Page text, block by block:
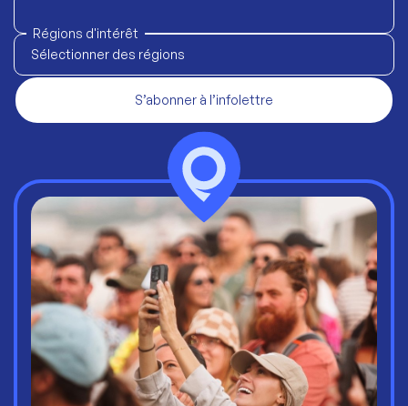
Régions d'intérêt
Sélectionner des régions
S’abonner à l’infolettre